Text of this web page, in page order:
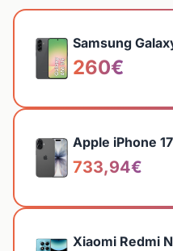
Samsung
260€
Apple iPhone 17
733,94€
Xiaomi Redmi